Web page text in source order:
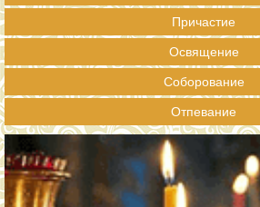
Причастие
Освящение
Соборование
Отпевание